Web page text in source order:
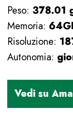
Peso: 378.01
Memoria:
Risoluzione:
Autonomia: